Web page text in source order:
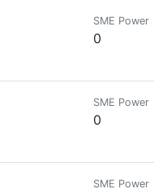
SME Power
0
SME Power
0
SME Power